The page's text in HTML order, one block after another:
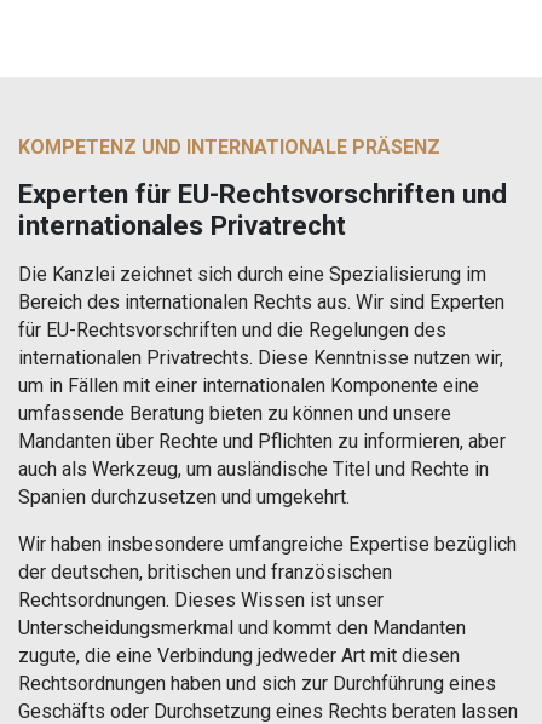
KOMPETENZ UND INTERNATIONALE PRÄSENZ
Experten für EU-Rechtsvorschriften und
internationales Privatrecht
Die Kanzlei zeichnet sich durch eine Spezialisierung im
Bereich des internationalen Rechts aus. Wir sind Experten
für EU-Rechtsvorschriften und die Regelungen des
internationalen Privatrechts. Diese Kenntnisse nutzen wir,
um in Fällen mit einer internationalen Komponente eine
umfassende Beratung bieten zu können und unsere
Mandanten über Rechte und Pflichten zu informieren, aber
auch als Werkzeug, um ausländische Titel und Rechte in
Spanien durchzusetzen und umgekehrt.
Wir haben insbesondere umfangreiche Expertise bezüglich
der deutschen, britischen und französischen
Rechtsordnungen. Dieses Wissen ist unser
Unterscheidungsmerkmal und kommt den Mandanten
zugute, die eine Verbindung jedweder Art mit diesen
Rechtsordnungen haben und sich zur Durchführung eines
Geschäfts oder Durchsetzung eines Rechts beraten lassen